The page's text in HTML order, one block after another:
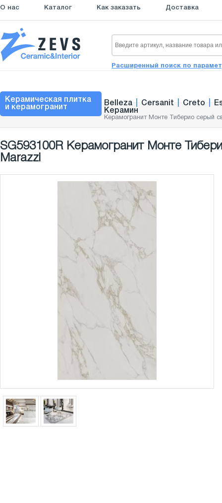
О нас Каталог Как заказать Доставка
Расширенный поиск по
Керамическая плитка
и керамогранит
Belleza Cersanit Creto
Керамин
Керамогранит Монте Тиберио серый
SG593100R Керамогранит Монте
Marazzi